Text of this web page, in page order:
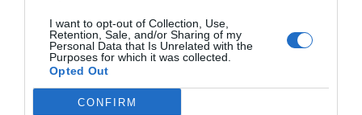
I want to opt-out of Collection, Use,
Retention, Sale, and/or Sharing of my
Personal Data that Is Unrelated with the
Purposes for which it was collected.
Opted Out
CONFIRM
a medida que seguimos construyendo en un mercado
concreto.
¿Qué balance hacéis del crecimiento de la
competición en Brasil?
Peter O'Reilly: Hemos sentido el impulso en Brasil,